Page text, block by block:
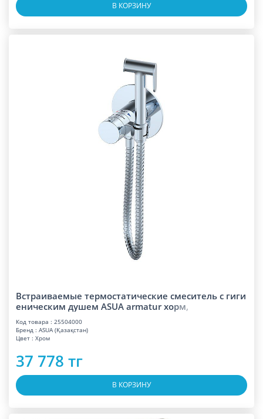
В КОРЗИНУ
Встраиваемые термостатические смеситель с гиги
еническим душем ASUA armatur хорм,
Код товара : 25504000
Бренд : ASUA (Қазақстан)
Цвет : Хром
37 778 тг
В КОРЗИНУ